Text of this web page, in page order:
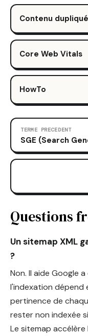
Contenu dupliqué
Core Web Vitals
HowTo
TERME PRECEDENT
SGE (Search
Questions
Un sitemap XML
?
Non. Il aide Google
l'indexation dépend
pertinence de
rester non indexée
Le sitemap